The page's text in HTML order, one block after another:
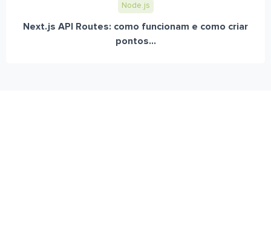
Node.js
Next.js API Routes: como funcionam e como criar
pontos...